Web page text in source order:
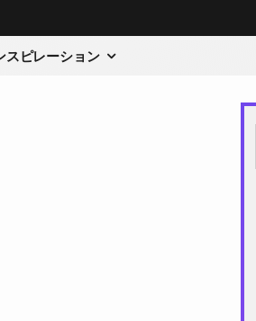
スピレーション